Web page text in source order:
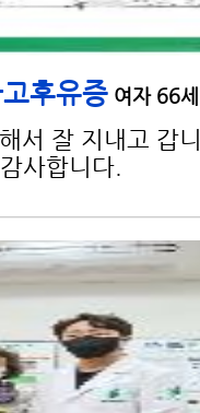
후유증여자 66세
서 잘 지내고 갑
감사합니다.